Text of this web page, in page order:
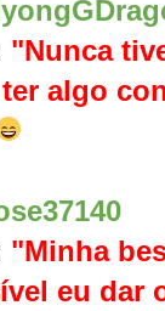
"Nunca
algo
"Minha
eu dar